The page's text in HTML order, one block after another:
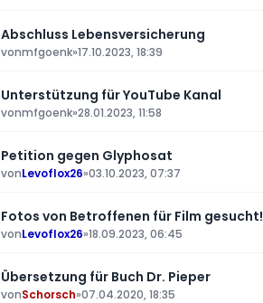
Abschluss Lebensversicherung
vonmfgoenk»17.10.2023, 18:39
Unterstützung für YouTube Kanal
vonmfgoenk»28.01.2023, 11:58
Petition gegen Glyphosat
vonLevoflox26»03.10.2023, 07:37
Fotos von Betroffenen für Film gesucht!
vonLevoflox26»18.09.2023, 06:45
Übersetzung für Buch Dr. Pieper
vonSchorsch»07.04.2020, 18:35